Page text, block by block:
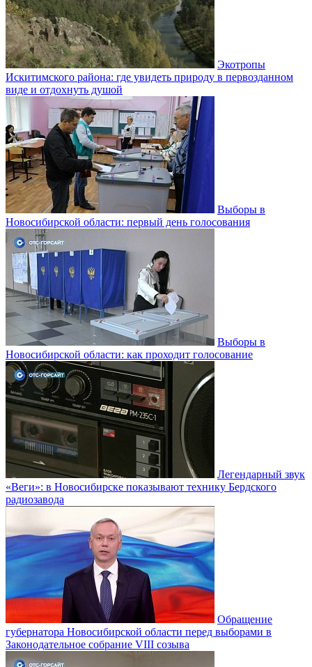
Экотропы
Искитимского района: где увидеть природу в первозданном
виде и отдохнуть душой
Выборы в
Новосибирской области: первый день голосования
Выборы в
Новосибирской области: как проходит голосование
Легендарный звук
«Веги»: в Новосибирске показывают технику Бердского
радиозавода
Обращение
губернатора Новосибирской области перед выборами в
Законодательное собрание VIII созыва